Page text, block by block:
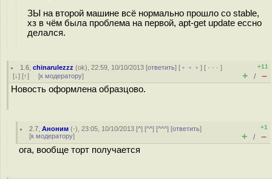
ЗЫ на второй машине всё нормально прошло со stable,
хз в чём была проблема на первой, apt-get update ессно
делался.
1.6 ,chinarulezzz (ok), 22:59, 10/10/2013 [ответить] [ ﹢﹢﹢] [ · · ·]
[↓] [↑] [к модератору]
+11
+ / –
Новость оформлена образцово.
2.7 ,Аноним (-), 23:05, 10/10/2013 [^] [^^] [^^^] [ответить]
[к модератору]
+1
+ / –
ога, вообще торт получается